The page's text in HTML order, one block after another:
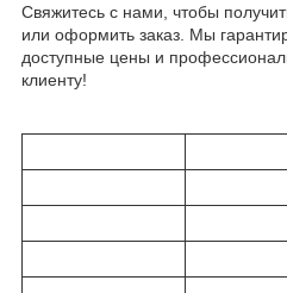
Свяжитесь с нами, чтобы
или оформить заказ. Мы
доступные цены и
клиенту!